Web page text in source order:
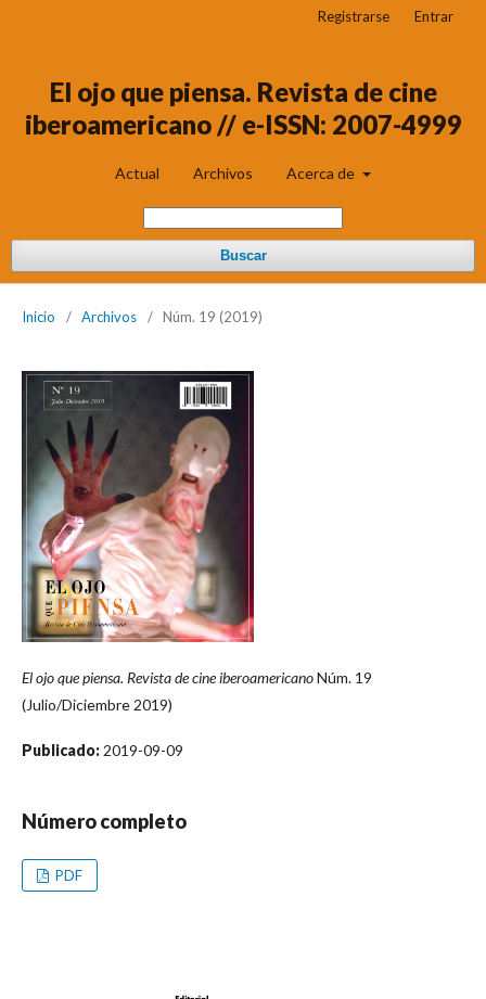
El ojo que piensa. Revista de cine
iberoamericano // e-ISSN: 2007-4999
Actual Archivos Acerca de
Buscar
Registrarse Entrar
Inicio / Archivos / Núm. 19 (2019)
El ojo que piensa. Revista de cine iberoamericanoNúm. 19
(Julio/Diciembre 2019)
Publicado: 2019-09-09
Número completo
PDF